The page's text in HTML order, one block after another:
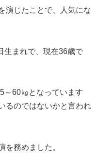
演じたことで、人気にな
生まれで、現在36歳で
～60㎏となっています
るのではないかと言われ
を務めました。